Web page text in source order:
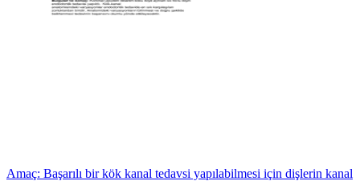
Amaç: Başarılı bir kök kanal tedavsi yapılabilmesi için dişlerin kanal